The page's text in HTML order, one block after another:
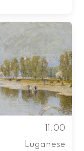
11.00
Luganese